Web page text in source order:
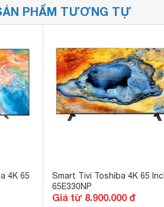
PHẨM TƯƠNG TỰ
4K 65
Smart Tivi Toshiba 4K 65
65E330NP
Giá từ 8.900.000 đ